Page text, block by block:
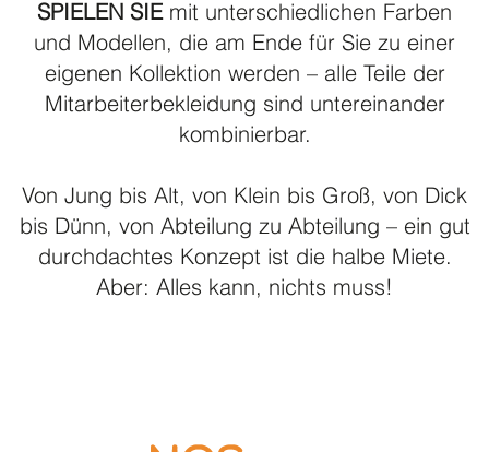
SPIELEN SIEmit unterschiedlichen Farben
und Modellen, die am Ende für Sie zu einer
eigenen Kollektion werden – alle Teile der
Mitarbeiterbekleidung sind untereinander
kombinierbar.
Von Jung bis Alt, von Klein bis Groß, von Dick
bis Dünn, von Abteilung zu Abteilung – ein gut
durchdachtes Konzept ist die halbe Miete.
Aber: Alles kann, nichts muss!